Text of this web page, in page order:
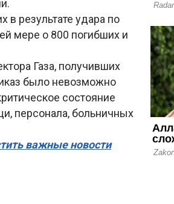
результате удара по
мере о 800 погибших и
Газа, получивших
было невозможно
состояние
персонала, больничных
важные новости